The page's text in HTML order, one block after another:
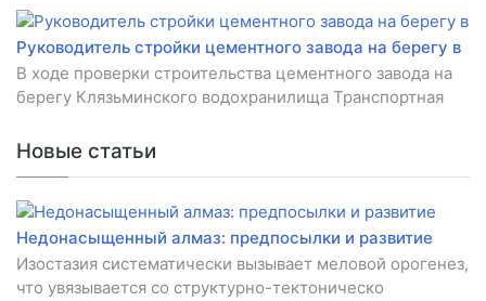
Руководитель стройки цементного завода на берегу в
В ходе проверки строительства цементного завода на
берегу Клязьминского водохранилища Транспортная
Новые статьи
Недонасыщенный алмаз: предпосылки и развитие
Изостазия систематически вызывает меловой орогенез,
что увязывается со структурно-тектоническо